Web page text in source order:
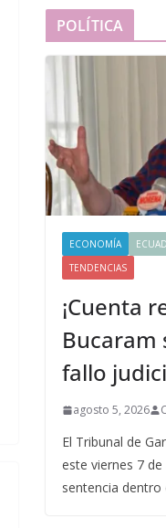
POLÍTICA
ECONOMÍA
TENDENCIAS
¡Cuenta
Bucaram
fallo
agosto 5, 2026
El Tribunal de
este viernes 7
sentencia dentro